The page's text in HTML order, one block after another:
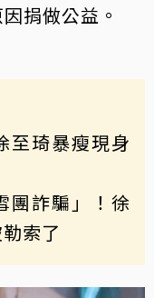
捐做公益。
至琦暴瘦現身
團詐騙」！徐
索了